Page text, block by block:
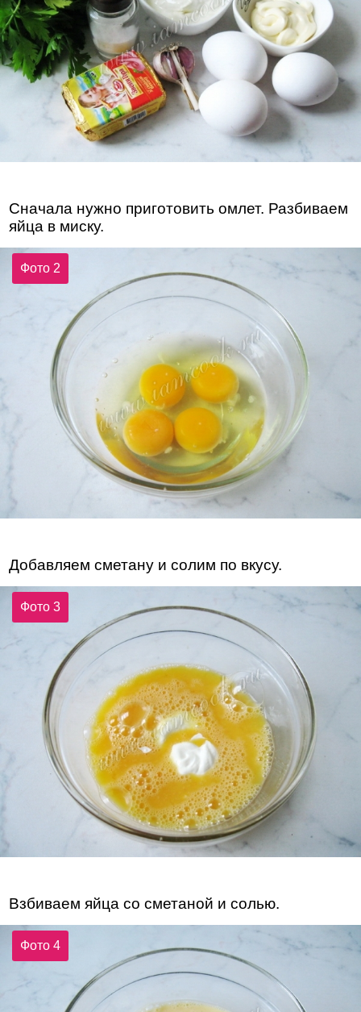
Сначала нужно приготовить омлет. Разбиваем
яйца в миску.
Фото 2
Добавляем сметану и солим по вкусу.
Фото 3
Взбиваем яйца со сметаной и солью.
Фото 4